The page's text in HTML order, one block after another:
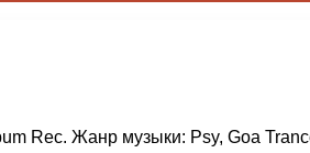
Rec. Жанр музыки: Psy, Goa